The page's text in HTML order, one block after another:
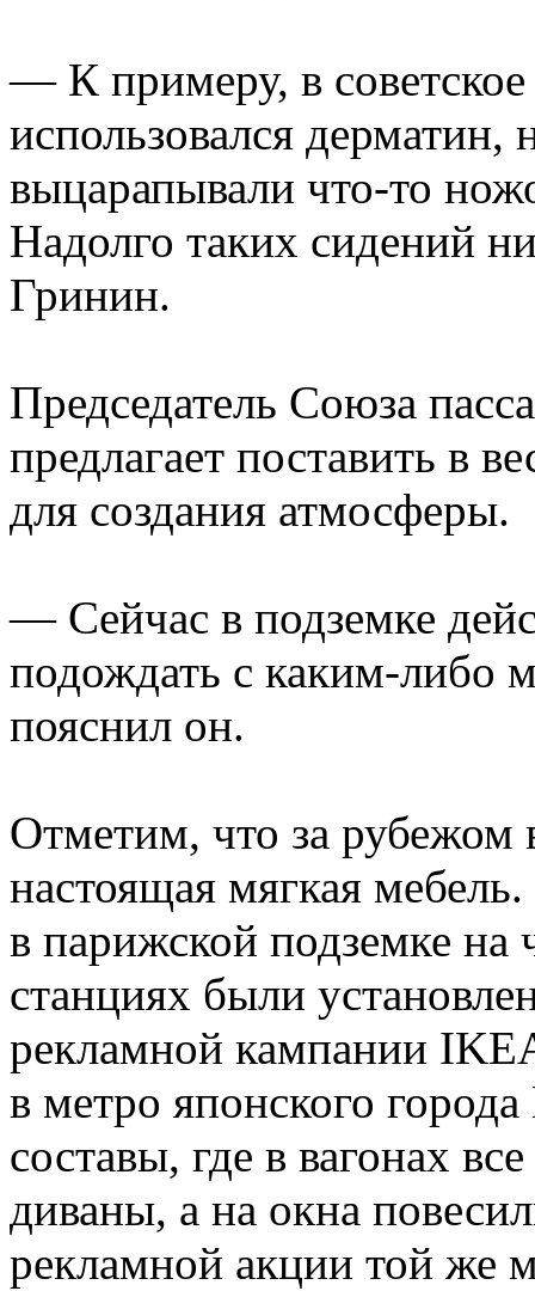
— К примеру, в советское
использовался дерматин,
выцарапывали что-то
Надолго таких сидений
Гринин.
Председатель Союза
предлагает поставить в
для создания атмосферы.
— Сейчас в подземке
подождать с каким-
пояснил он.
Отметим, что за рубежом
настоящая мягкая
в парижской подземке
станциях были
рекламной кампании
в метро японского
составы, где в вагонах
диваны, а на окна
рекламной акции той же